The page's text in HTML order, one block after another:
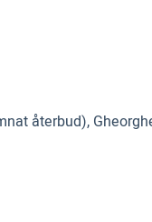
återbud),